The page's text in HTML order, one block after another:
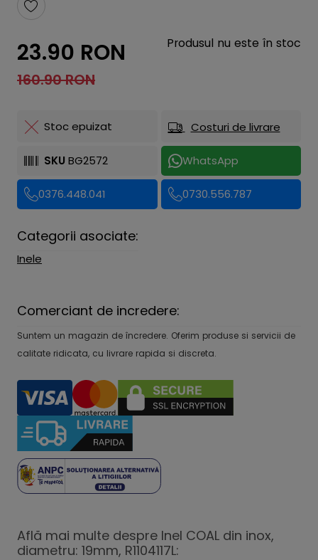
23.90 RON
160.90 RON
Produsul nu este în stoc
Stoc epuizat Costuri de livrare
SKU BG2572 WhatsApp
0376.448.041 0730.556.787
Categorii asociate:
Inele
Comerciant de incredere:
Suntem un magazin de încredere. Oferim produse si servicii de
calitate ridicata, cu livrare rapida si discreta.
Află mai multe despre Inel COAL din inox,
diametru: 19mm, R1104117L: